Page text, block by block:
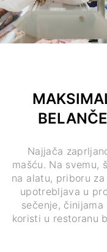
Najjača
mašću. Na svemu,
na alatu, priboru
upotrebljava u
sečenje,
koristi u restoranu